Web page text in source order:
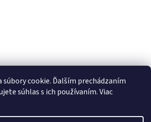
súbory cookie. Ďalším prechádzaním
súhlas s ich používaním. Viac